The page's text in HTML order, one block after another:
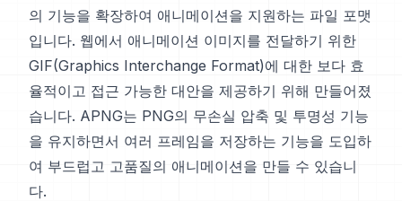
의 기능을 확장하여 애니메이션을 지원하는 파일 포맷
입니다. 웹에서 애니메이션 이미지를 전달하기 위한
GIF(Graphics Interchange Format)에 대한 보다 효
율적이고 접근 가능한 대안을 제공하기 위해 만들어졌
습니다. APNG는 PNG의 무손실 압축 및 투명성 기능
을 유지하면서 여러 프레임을 저장하는 기능을 도입하
여 부드럽고 고품질의 애니메이션을 만들 수 있습니
다.